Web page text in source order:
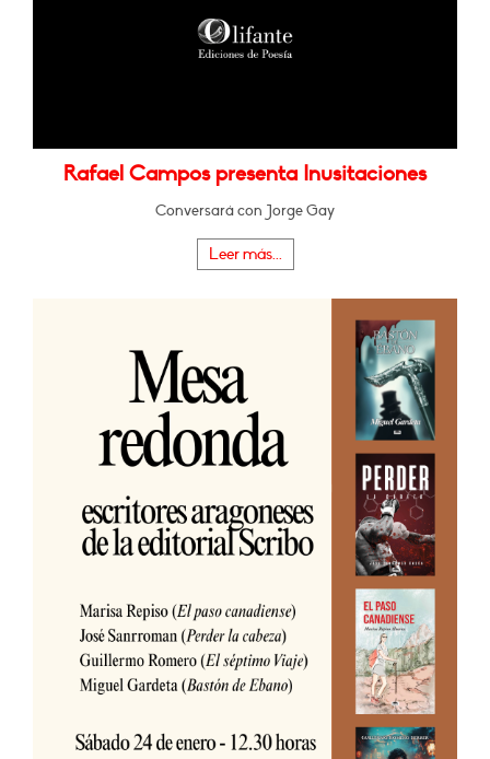
Rafael Campos presenta Inusitaciones
Conversará con Jorge Gay
Leer más...